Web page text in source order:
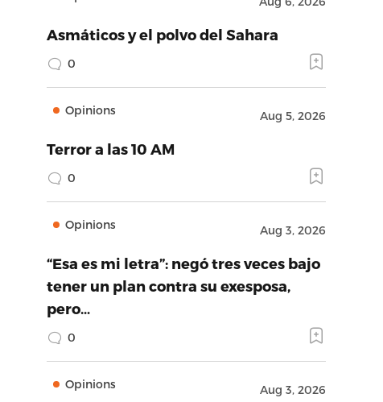
Asmáticos y el polvo del Sahara
0
Opinions Aug 5, 2026
Terror a las 10 AM
0
Opinions Aug 3, 2026
“Esa es mi letra”: negó tres veces bajo
tener un plan contra su exesposa,
pero…
0
Opinions Aug 3, 2026